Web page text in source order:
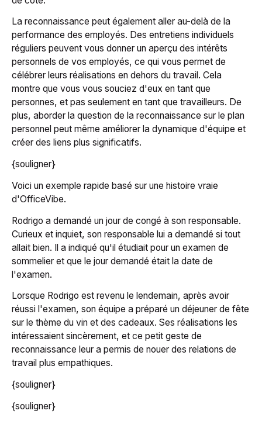
La reconnaissance peut également aller au-delà de la
performance des employés. Des entretiens individuels
réguliers peuvent vous donner un aperçu des intérêts
personnels de vos employés, ce qui vous permet de
célébrer leurs réalisations en dehors du travail. Cela
montre que vous vous souciez d'eux en tant que
personnes, et pas seulement en tant que travailleurs. De
plus, aborder la question de la reconnaissance sur le plan
personnel peut même améliorer la dynamique d'équipe et
créer des liens plus significatifs.
{souligner}
Voici un exemple rapide basé sur une histoire vraie
d'OfficeVibe.
Rodrigo a demandé un jour de congé à son responsable.
Curieux et inquiet, son responsable lui a demandé si tout
allait bien. Il a indiqué qu'il étudiait pour un examen de
sommelier et que le jour demandé était la date de
l'examen.
Lorsque Rodrigo est revenu le lendemain, après avoir
réussi l'examen, son équipe a préparé un déjeuner de fête
sur le thème du vin et des cadeaux. Ses réalisations les
intéressaient sincèrement, et ce petit geste de
reconnaissance leur a permis de nouer des relations de
travail plus empathiques.
{souligner}
{souligner}